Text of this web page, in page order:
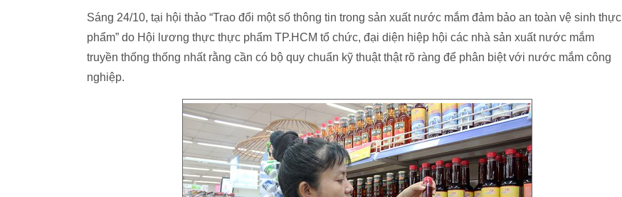
Sáng 24/10, tại hội thảo “Trao đổi một số thông tin trong sản xuất nước mắm đảm bảo an toàn vệ sinh thực
phẩm” do Hội lương thực thực phẩm TP.HCM tổ chức, đại diện hiệp hội các nhà sản xuất nước mắm
truyền thống thống nhất rằng cần có bộ quy chuẩn kỹ thuật thật rõ ràng để phân biệt với nước mắm công
nghiệp.